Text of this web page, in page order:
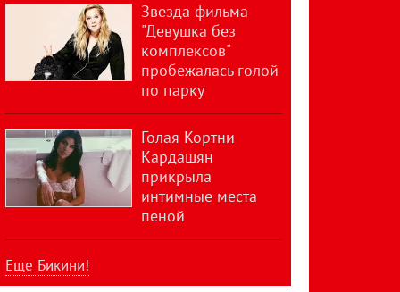
Звезда фильма
"Девушка без
комплексов"
пробежалась голой
по парку
Голая Кортни
Кардашян
прикрыла
интимные места
пеной
Еще Бикини!